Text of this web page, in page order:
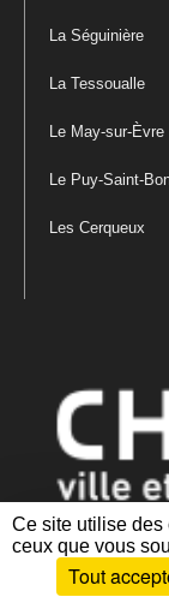
Ce site utilise des
ceux que vous
Tout
La Séguinière
La Tessoualle
Le May-sur-Èvre
Le Puy-Saint-
Les Cerqueux
Mentions légales|
des cookies |Plan